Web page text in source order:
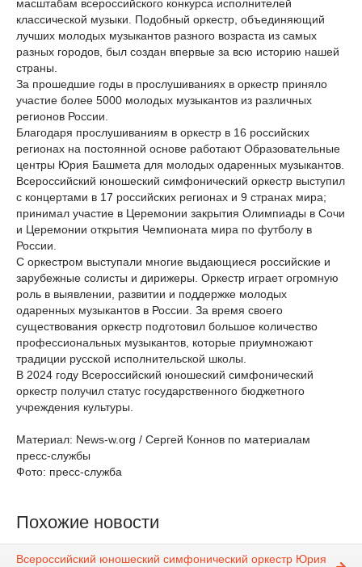
масштабам всероссийского конкурса исполнителей
классической музыки. Подобный оркестр, объединяющий
лучших молодых музыкантов разного возраста из самых
разных городов, был создан впервые за всю историю нашей
страны.
За прошедшие годы в прослушиваниях в оркестр приняло
участие более 5000 молодых музыкантов из различных
регионов России.
Благодаря прослушиваниям в оркестр в 16 российских
регионах на постоянной основе работают Образовательные
центры Юрия Башмета для молодых одаренных музыкантов.
Всероссийский юношеский симфонический оркестр выступил
с концертами в 17 российских регионах и 9 странах мира;
принимал участие в Церемонии закрытия Олимпиады в Сочи
и Церемонии открытия Чемпионата мира по футболу в
России.
С оркестром выступали многие выдающиеся российские и
зарубежные солисты и дирижеры. Оркестр играет огромную
роль в выявлении, развитии и поддержке молодых
одаренных музыкантов в России. За время своего
существования оркестр подготовил большое количество
профессиональных музыкантов, которые приумножают
традиции русской исполнительской школы.
В 2024 году Всероссийский юношеский симфонический
оркестр получил статус государственного бюджетного
учреждения культуры.
Материал: News-w.org / Сергей Коннов по материалам
пресс-службы
Фото: пресс-служба
Похожие новости
Всероссийский юношеский симфонический оркестр Юрия